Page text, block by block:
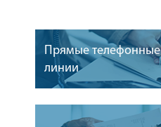
Прямые телефонные
линии